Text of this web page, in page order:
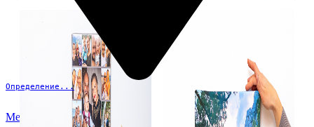
Определение...
Меню